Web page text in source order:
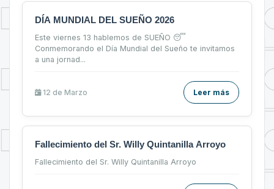
DÍA MUNDIAL DEL SUEÑO 2026
Este viernes 13 hablemos de SUEÑO 😴
Conmemorando el Día Mundial del Sueño te invitamos
a una jornad...
12 de Marzo Leer más
Fallecimiento del Sr. Willy Quintanilla Arroyo
Fallecimiento del Sr. Willy Quintanilla Arroyo